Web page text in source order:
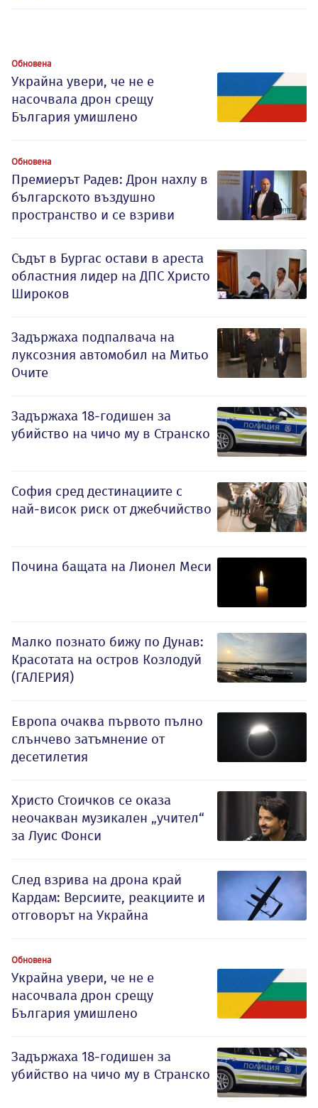
Обновена
Украйна увери, че не е
насочвала дрон срещу
България умишлено
Обновена
Премиерът Радев: Дрон нахлу в
българското въздушно
пространство и се взриви
Съдът в Бургас остави в ареста
областния лидер на ДПС Христо
Широков
Задържаха подпалвача на
луксозния автомобил на Митьо
Очите
Задържаха 18-годишен за
убийство на чичо му в Странско
София сред дестинациите с
най-висок риск от джебчийство
Почина бащата на Лионел Меси
Малко познато бижу по Дунав:
Красотата на остров Козлодуй
(ГАЛЕРИЯ)
Европа очаква първото пълно
слънчево затъмнение от
десетилетия
Христо Стоичков се оказа
неочакван музикален „учител“
за Луис Фонси
След взрива на дрона край
Кардам: Версиите, реакциите и
отговорът на Украйна
Обновена
Украйна увери, че не е
насочвала дрон срещу
България умишлено
Задържаха 18-годишен за
убийство на чичо му в Странско